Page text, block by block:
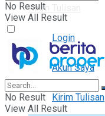
Kirim Tulisan
Login
Akun Saya
Kirim Tulisan
No Result
View All Result
No Result
View All Result